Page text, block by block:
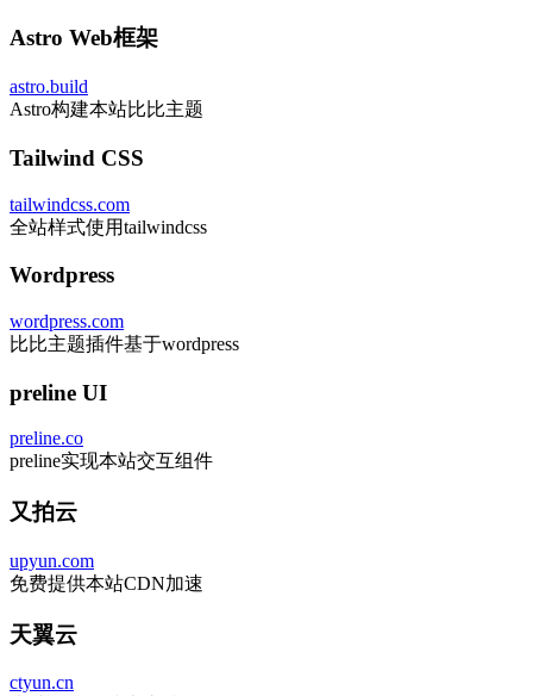
Astro Web框架
astro.build
Astro构建本站比比主题
Tailwind CSS
tailwindcss.com
全站样式使用tailwindcss
Wordpress
wordpress.com
比比主题插件基于wordpress
preline UI
preline.co
preline实现本站交互组件
又拍云
upyun.com
免费提供本站CDN加速
天翼云
ctyun.cn